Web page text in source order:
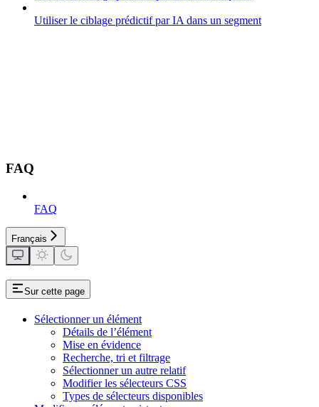
Utiliser le ciblage prédictif par IA dans un segment
FAQ
FAQ
Français
Sur cette page
Sélectionner un élément
Détails de l’élément
Mise en évidence
Recherche, tri et filtrage
Sélectionner un autre relatif
Modifier les sélecteurs CSS
Types de sélecteurs disponibles